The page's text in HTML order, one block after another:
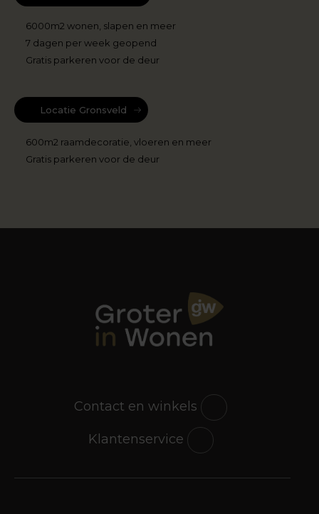
6000m2 wonen, slapen en meer
7 dagen per week geopend
Gratis parkeren voor de deur
Locatie Gronsveld
600m2 raamdecoratie, vloeren en meer
Gratis parkeren voor de deur
Contact en winkels
Klantenservice